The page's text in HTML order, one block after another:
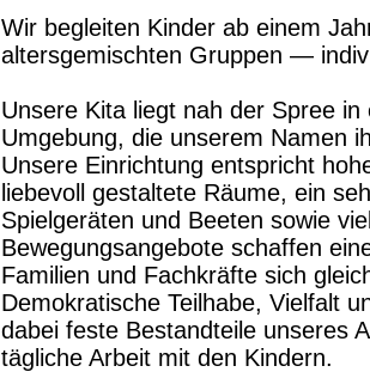
Wir begleiten Kinder ab einem
altersgemischten Gruppen —
Unsere Kita liegt nah der Spree
Umgebung, die unserem Namen
Unsere Einrichtung entspricht
liebevoll gestaltete Räume, ein
Spielgeräten und Beeten sowie
Bewegungsangebote schaffen
Familien und Fachkräfte sich
Demokratische Teilhabe, Vielfalt
dabei feste Bestandteile unseres
tägliche Arbeit mit den Kindern.